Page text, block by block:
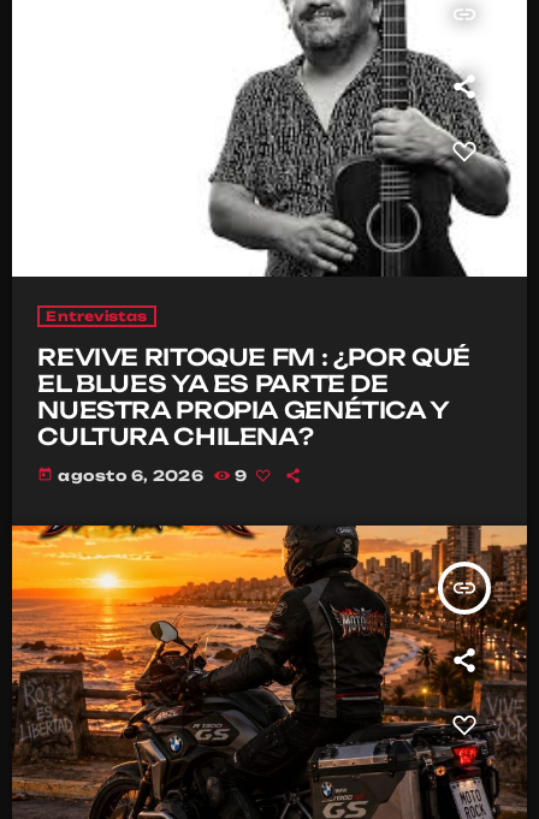
insert_link
Entrevistas
REVIVE RITOQUE FM : ¿POR QUÉ
EL BLUES YA ES PARTE DE
NUESTRA PROPIA GENÉTICA Y
CULTURA CHILENA?
today agosto 6, 2026 9
insert_link